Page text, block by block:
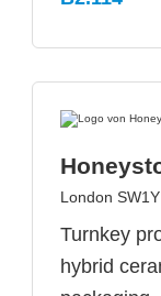
London
Turnkey
hybrid